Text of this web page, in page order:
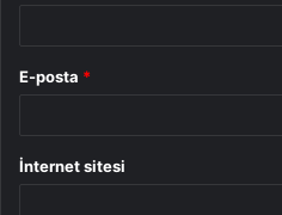
E-posta *
İnternet sitesi